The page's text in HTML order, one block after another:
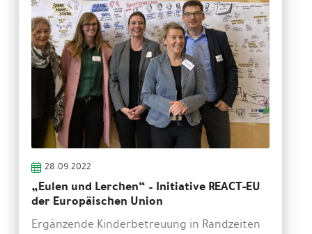
28.09.2022
„Eulen und Lerchen“ – Initiative REACT-EU
der Europäischen Union
Ergänzende Kinderbetreuung in Randzeiten